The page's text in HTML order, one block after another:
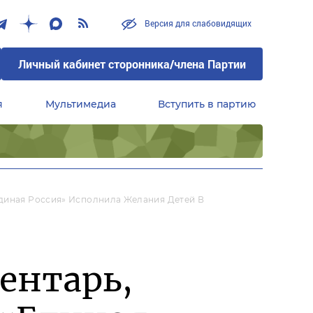
Версия для слабовидящих
Личный кабинет сторонника/члена Партии
Мультимедиа Вступить в партию
Россия» Исполнила Желания Детей В